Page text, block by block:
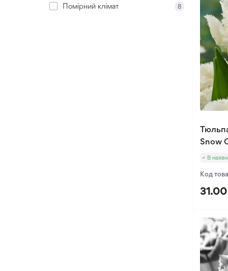
Помірний клімат
8
Snow
В
Код